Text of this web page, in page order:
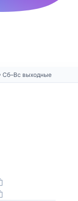
Сб–Вс выходные